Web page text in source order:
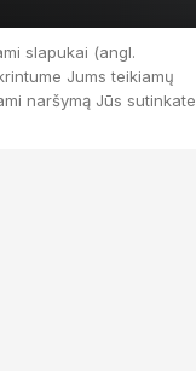
38 229
slapukai (angl.
Jums teikiamų
naršymą Jūs sutinkate